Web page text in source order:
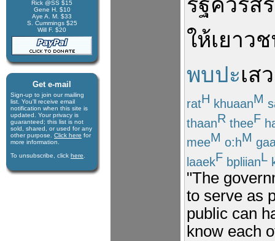
Rick @SS $15
Gene H. $10
Aye A. M. $33
S. Cummings $25
Will F. $20
Get e-mail
Sign-up to join our mail­ing
list. You'll receive e­mail
notification when this site is
updated. Your privacy is
guaran­teed; this list is not
sold, shared, or used for any
other purpose. Click here for
more infor­mation.
To unsubscribe, click here
รัฐควรส
ให้เยาว
พบปะเส
ratH khuaanM
thaanR theeF
meeM o:hM
laaekF bpliianL
"The
to serve as
public can
know each